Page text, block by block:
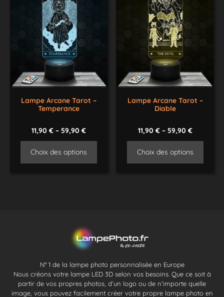
Lampe Arcane Tarot –
Temperance
11,90€ –59,90€
Choix des options
Lampe Arcane Tarot –
Diable
11,90 €– 59,90 €
Choix des options
N° 1 de la lampe photo personnalisée en Europe
Nous créons votre lampe LED 3D selon vos besoins. Que ce soit à
partir de vos propres photos, d’un logo ou de n’importe quelle
image, vous pouvez facilement créer votre propre lampe photo en